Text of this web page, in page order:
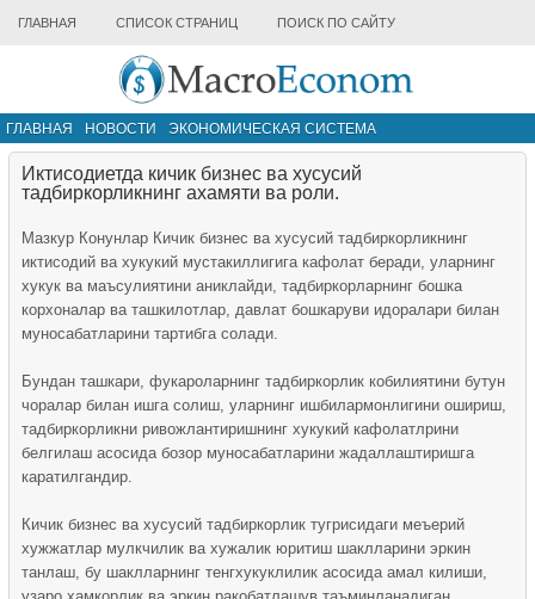
ГЛАВНАЯ СПИСОК СТРАНИЦ ПОИСК ПО САЙТУ
ГЛАВНАЯ НОВОСТИ
ЭКОНОМИЧЕСКАЯ СИСТЕМА
ИНФРАСТРУКТУРА РЫНКА
Иктисодиетда кичик бизнес ва хусусий
тадбиркорликнинг ахамяти ва роли.
Мазкур Конунлар Кичик бизнес ва хусусий тадбиркорликнинг
иктисодий ва хукукий мустакиллигига кафолат беради, уларнинг
хукук ва маъсулиятини аниклайди, тадбиркорларнинг бошка
корхоналар ва ташкилотлар, давлат бошкаруви идоралари билан
муносабатларини тартибга солади.
Бундан ташкари, фукароларнинг тадбиркорлик кобилиятини бутун
чоралар билан ишга солиш, уларнинг ишбилармонлигини ошириш,
тадбиркорликни ривожлантиришнинг хукукий кафолатлрини
белгилаш асосида бозор муносабатларини жадаллаштиришга
каратилгандир.
Кичик бизнес ва хусусий тадбиркорлик тугрисидаги меъерий
хужжатлар мулкчилик ва хужалик юритиш шаклларини эркин
танлаш, бу шаклларнинг тенгхукуклилик асосида амал килиши,